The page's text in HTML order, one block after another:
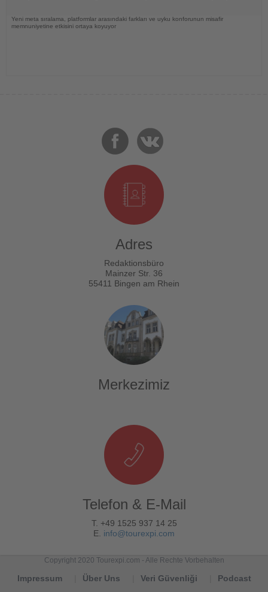
Yeni meta sıralama, platformlar arasındaki farkları ve uyku konforunun misafir
memnuniyetine etkisini ortaya koyuyor
Adres
Redaktionsbüro
Mainzer Str. 36
55411 Bingen am Rhein
Merkezimiz
Telefon & E-Mail
T. +49 1525 937 14 25
E. info@tourexpi.com
Copyright 2020 Tourexpi.com - Alle Rechte Vorbehalten
Impressum Über Uns Veri Güvenliği
Podcast